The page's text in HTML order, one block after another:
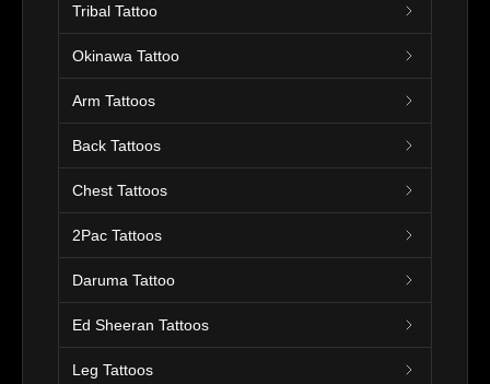
Tribal Tattoo
Okinawa Tattoo
Arm Tattoos
Back Tattoos
Chest Tattoos
2Pac Tattoos
Daruma Tattoo
Ed Sheeran Tattoos
Leg Tattoos